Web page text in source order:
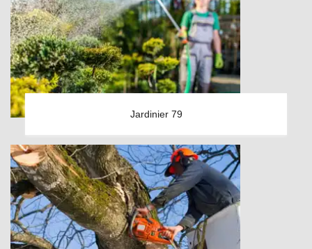
Jardinier 79